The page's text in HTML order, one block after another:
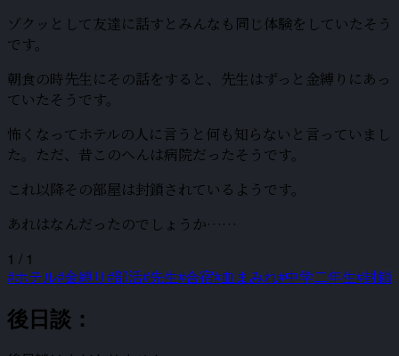
ゾクッとして友達に話すとみんなも同じ体験をしていたそう
です。
朝食の時先生にその話をすると、先生はずっと金縛りにあっ
ていたそうです。
怖くなってホテルの人に言うと何も知らないと言っていまし
た。ただ、昔このへんは病院だったそうです。
これ以降その部屋は封鎖されているようです。
あれはなんだったのでしょうか……
1 / 1
#ホテル#金縛り #部活#先生#合宿#血まみれ#中学二年生#封鎖
後日談：